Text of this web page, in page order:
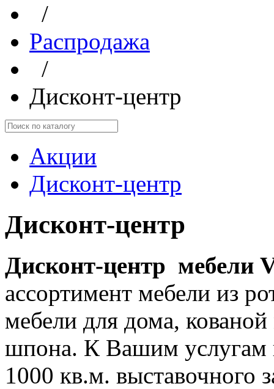
/
Распродажа
/
Дисконт-центр
Акции
Дисконт-центр
Дисконт-центр
Дисконт-центр мебели
ассортимент мебели из
мебели для дома,
шпона. К Вашим услугам
1000 кв.м. выставочного